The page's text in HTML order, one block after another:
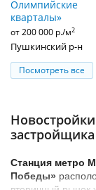
Олимпийские
кварталы»
от 200 000 р./м2
Пушкинский р-н
Посмотреть все
застройщика
Станция метро
Победы»